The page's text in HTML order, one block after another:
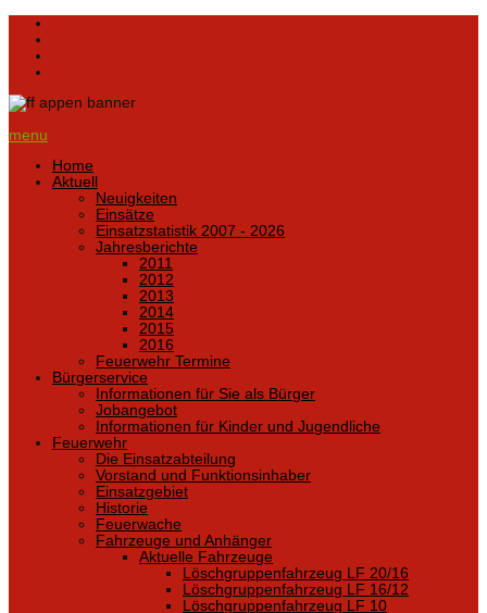
menu
Home
Aktuell
Neuigkeiten
Einsätze
Einsatzstatistik 2007 - 2026
Jahresberichte
2011
2012
2013
2014
2015
2016
Feuerwehr Termine
Bürgerservice
Informationen für Sie als Bürger
Jobangebot
Informationen für Kinder und Jugendliche
Feuerwehr
Die Einsatzabteilung
Vorstand und Funktionsinhaber
Einsatzgebiet
Historie
Feuerwache
Fahrzeuge und Anhänger
Aktuelle Fahrzeuge
Löschgruppenfahrzeug LF 20/16
Löschgruppenfahrzeug LF 16/12
Löschgruppenfahrzeug LF 10